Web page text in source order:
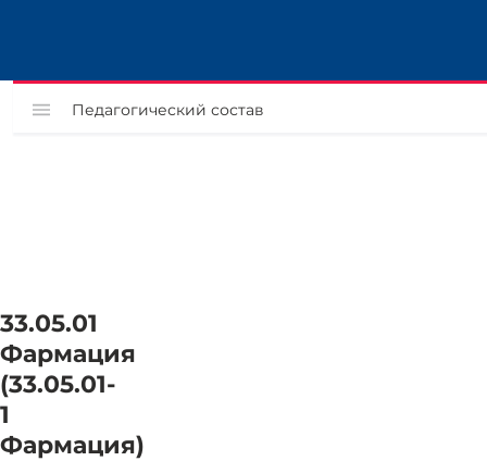
Педагогический состав
33.05.01
Фармация
(33.05.01-
1
Фармация)